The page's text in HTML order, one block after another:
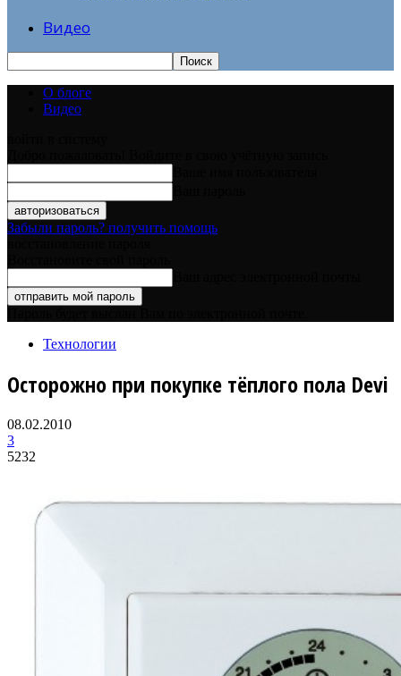
Видео
О блоге
Видео
Забыли пароль? получить помощь
Технологии
Осторожно при покупке тёплого пола Devi
08.02.2010
3
5232